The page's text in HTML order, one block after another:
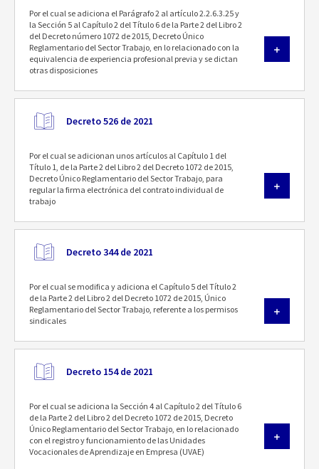
Por el cual se adiciona el Parágrafo 2 al artículo 2.2.6.3.25 y
la Sección 5 al Capítulo 2 del Título 6 de la Parte 2 del Libro 2
del Decreto número 1072 de 2015, Decreto Único
Reglamentario del Sector Trabajo, en lo relacionado con la
equivalencia de experiencia profesional previa y se dictan
otras disposiciones
Decreto 526 de 2021
Por el cual se adicionan unos artículos al Capítulo 1 del
Título 1, de la Parte 2 del Libro 2 del Decreto 1072 de 2015,
Decreto Único Reglamentario del Sector Trabajo, para
regular la firma electrónica del contrato individual de
trabajo
Decreto 344 de 2021
Por el cual se modifica y adiciona el Capítulo 5 del Título 2
de la Parte 2 del Libro 2 del Decreto 1072 de 2015, Único
Reglamentario del Sector Trabajo, referente a los permisos
sindicales
Decreto 154 de 2021
Por el cual se adiciona la Sección 4 al Capítulo 2 del Título 6
de la Parte 2 del Libro 2 del Decreto 1072 de 2015, Decreto
Único Reglamentario del Sector Trabajo, en lo relacionado
con el registro y funcionamiento de las Unidades
Vocacionales de Aprendizaje en Empresa (UVAE)